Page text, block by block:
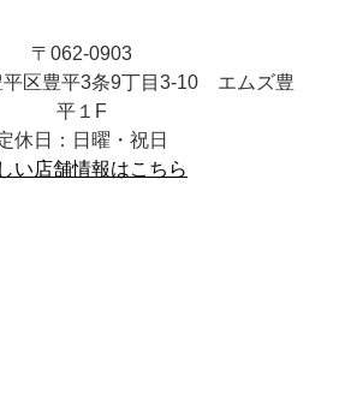
〒062-0903
平区豊平3条9丁目3-10 エムズ豊
平１F
休日：日曜・祝日
い店舗情報はこちら